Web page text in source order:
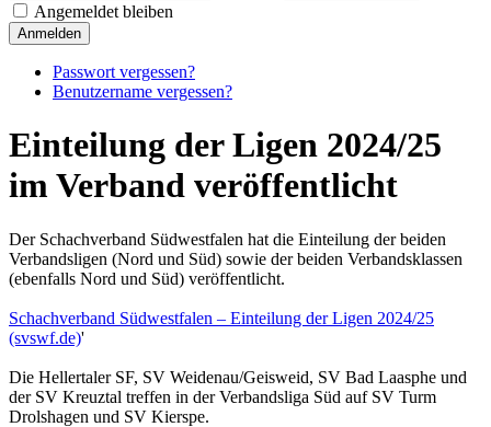
Angemeldet bleiben
Anmelden
Passwort vergessen?
Benutzername vergessen?
Einteilung der Ligen 2024/25
im Verband veröffentlicht
Der Schachverband Südwestfalen hat die Einteilung der beiden
Verbandsligen (Nord und Süd) sowie der beiden Verbandsklassen
(ebenfalls Nord und Süd) veröffentlicht.
Schachverband Südwestfalen – Einteilung der Ligen 2024/25
(svswf.de)'
Die Hellertaler SF, SV Weidenau/Geisweid, SV Bad Laasphe und
der SV Kreuztal treffen in der Verbandsliga Süd auf SV Turm
Drolshagen und SV Kierspe.